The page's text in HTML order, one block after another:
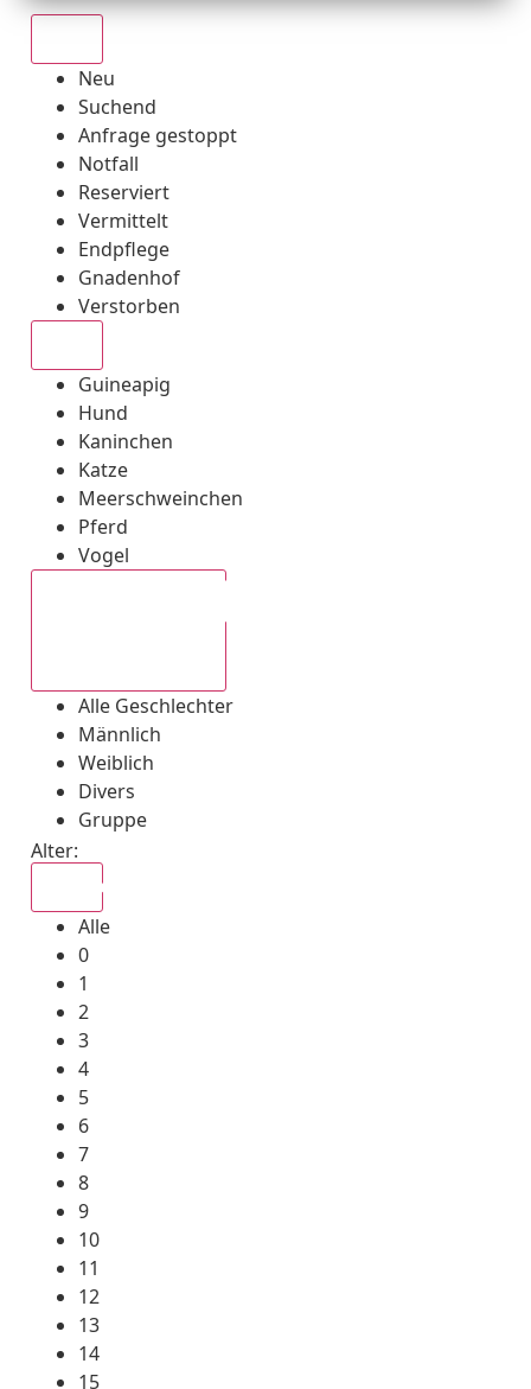
Neu
Suchend
Anfrage gestoppt
Notfall
Reserviert
Vermittelt
Endpflege
Gnadenhof
Verstorben
Guineapig
Hund
Kaninchen
Katze
Meerschweinchen
Pferd
Vogel
Alle Geschlechter
Männlich
Weiblich
Divers
Gruppe
Alter:
Alle
0
1
2
3
4
5
6
7
8
9
10
11
12
13
14
15